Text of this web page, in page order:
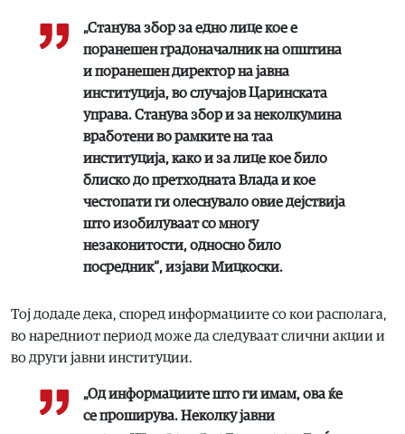
„Станува збор за едно лице кое е
поранешен градоначалник на општина
и поранешен директор на јавна
институција, во случајов Царинската
управа. Станува збор и за неколкумина
вработени во рамките на таа
институција, како и за лице кое било
блиско до претходната Влада и кое
честопати ги олеснувало овие дејствија
што изобилуваат со многу
незаконитости, односно било
посредник“, изјави Мицкоски.
Тој додаде дека, според информациите со кои располага,
во наредниот период може да следуваат слични акции и
во други јавни институции.
„Од информациите што ги имам, ова ќе
се проширува. Неколку јавни